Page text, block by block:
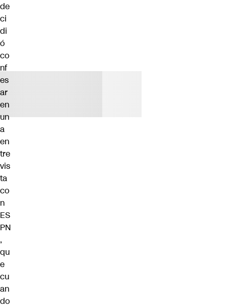
de
ci
di
ó
co
nf
es
ar
en
un
a
en
tre
vis
ta
co
n
ES
PN
,
qu
e
cu
an
do